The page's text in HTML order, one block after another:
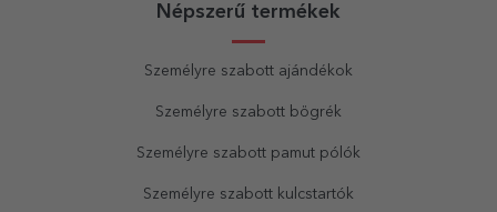
Népszerű termékek
Személyre szabott ajándékok
Személyre szabott bögrék
Személyre szabott pamut pólók
Személyre szabott kulcstartók